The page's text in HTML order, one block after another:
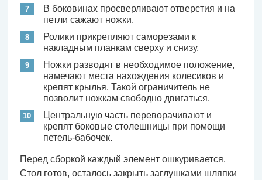
В боковинах просверливают отверстия и на
петли сажают ножки.
Ролики прикрепляют саморезами к
накладным планкам сверху и снизу.
Ножки разводят в необходимое положение,
намечают места нахождения колесиков и
крепят крылья. Такой ограничитель не
позволит ножкам свободно двигаться.
Центральную часть переворачивают и
крепят боковые столешницы при помощи
петель-бабочек.
Перед сборкой каждый элемент ошкуривается.
Стол готов, осталось закрыть заглушками шляпки